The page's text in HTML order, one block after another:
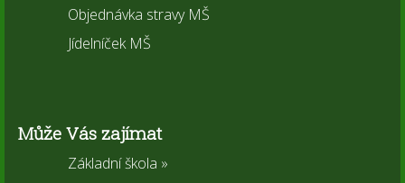
Objednávka stravy MŠ
Jídelníček MŠ
Může Vás zajímat
Základní škola »